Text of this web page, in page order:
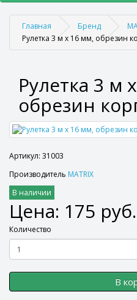
Главная Бренд
Рулетка 3 м х 16 мм, обрезин
Рулетка 3 м
обрезин
Артикул: 31003
Производитель MATRIX
В наличии
Цена: 175 руб.
Количество
В